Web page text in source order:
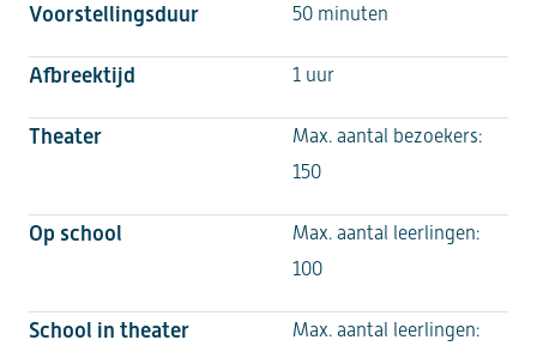
Voorstellingsduur 50 minuten
Afbreektijd 1 uur
Theater
Max. aantal bezoekers:
150
Op school
Max. aantal leerlingen:
100
School in theater
Max. aantal leerlingen: